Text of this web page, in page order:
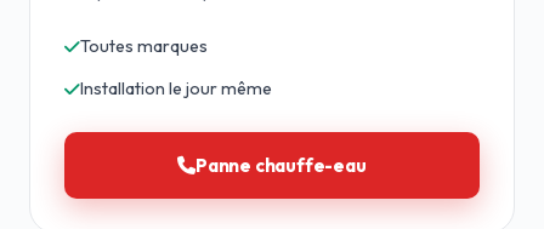
Toutes marques
Installation le jour même
Panne chauffe-eau